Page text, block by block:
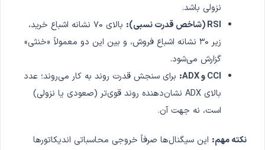
نزولی باشد.
RSI (شاخص قدرت نسبی):
بالای ۷۰ نشانه اشباع خرید،
زیر ۳۰ نشانه اشباع فروش، و بین این دو معمولاً «خنثی»
گزارش می‌شود.
CCI و ADX:
برای سنجش قدرت روند به کار می‌روند؛ عدد
بالای ADX نشان‌دهنده روند قوی‌تر (صعودی یا نزولی)
است، نه جهت آن.
نکته مهم: این سیگنال‌ها صرفاً خروجی محاسباتی اندیکاتورها